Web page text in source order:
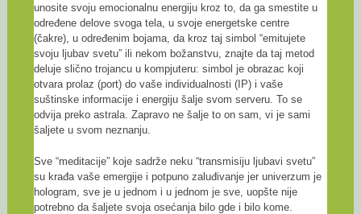
unosite svoju emocionalnu energiju kroz to, da ga smestite u
određene delove svoga tela, u svoje energetske centre
(čakre), u određenim bojama, da kroz taj simbol “emitujete
svoju ljubav svetu” ili nekom božanstvu, znajte da taj metod
deluje slično trojancu u kompjuteru: simbol je obrazac koji
otvara prolaz (port) do vaše individualnosti (IP) i vaše
suštinske informacije i energiju šalje svom serveru. To se
odvija preko astrala. Zapravo ne šalje to on sam, vi je sami
šaljete u svom neznanju.
Sve “meditacije” koje sadrže neku “transmisiju ljubavi svetu”
su krađa vaše emergije i potpuno zaluđivanje jer univerzum je
hologram, sve je u jednom i u jednom je sve, uopšte nije
potrebno da šaljete svoja osećanja bilo gde i bilo kome.